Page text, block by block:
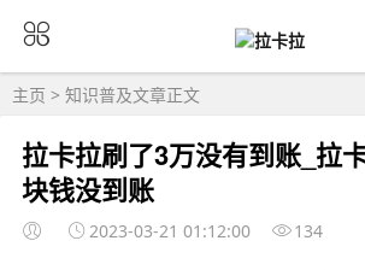
主页 > 知识普及文章正文
拉卡拉刷了3万没有到账_拉
块钱没到账
2023-03-21 01:12:00 134